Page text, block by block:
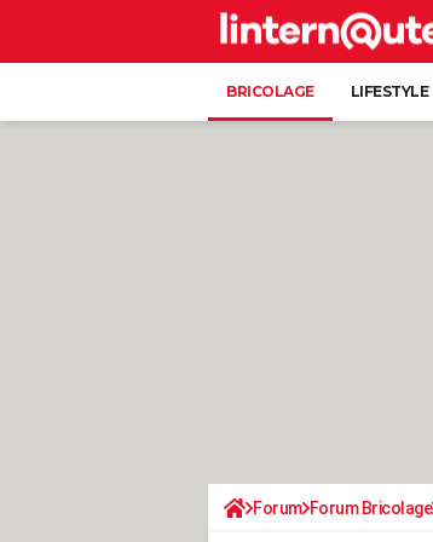
BRICOLAGE LIFESTYLE
Forum Forum Bricolage